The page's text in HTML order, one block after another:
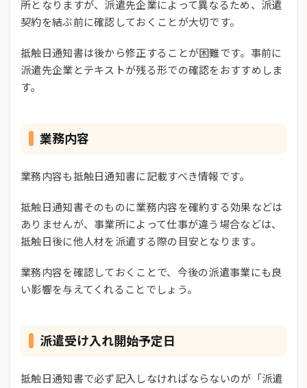
所となりますが、派遣先企業によって異なるため、派遣
契約を結ぶ前に確認しておくことが大切です。
抵触日通知書は後から修正することが困難です。事前に
派遣先企業とテキストが残る形での確認をおすすめしま
す。
業務内容
業務内容も抵触日通知書に記載すべき情報です。
抵触日通知書そのものに業務内容を確約する効果などは
ありませんが、事業所によって仕事が違う場合などは、
抵触日後に他人材を派遣する際の目安となります。
業務内容を確認しておくことで、今後の派遣事業にも良
い影響を与えてくれることでしょう。
派遣受け入れ開始予定日
抵触日通知書で必ず記入しなければならないのが「派遣